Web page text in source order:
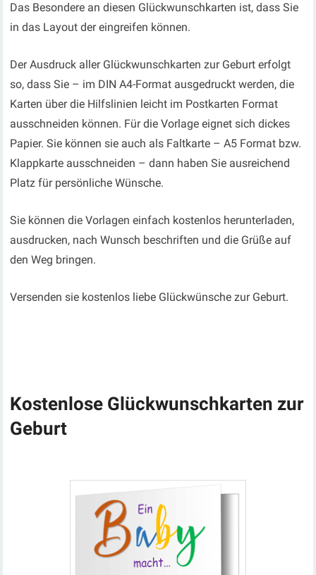
Das Besondere an diesen Glückwunschkarten ist, dass Sie
in das Layout der eingreifen können.
Der Ausdruck aller Glückwunschkarten zur Geburt erfolgt
so, dass Sie – im DIN A4-Format ausgedruckt werden, die
Karten über die Hilfslinien leicht im Postkarten Format
ausschneiden können. Für die Vorlage eignet sich dickes
Papier. Sie können sie auch als Faltkarte – A5 Format bzw.
Klappkarte ausschneiden – dann haben Sie ausreichend
Platz für persönliche Wünsche.
Sie können die Vorlagen einfach kostenlos herunterladen,
ausdrucken, nach Wunsch beschriften und die Grüße auf
den Weg bringen.
Versenden sie kostenlos liebe Glückwünsche zur Geburt.
Kostenlose Glückwunschkarten zur
Geburt